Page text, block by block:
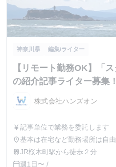
神奈川県 編集/ライター
【リモート勤務OK】「
の紹介記事ライター募集！
株式会社ハンズオン
currency_yen 記事単位で業務を委託します
place 基本は在宅など勤務場所は自
ベントなどの取材、チームで
を含む神奈川県全域や東京都
trainJR桜木町駅から徒歩２分
calendar_today週1日〜 /